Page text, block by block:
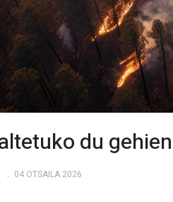
du
04 OTSAILA 2026